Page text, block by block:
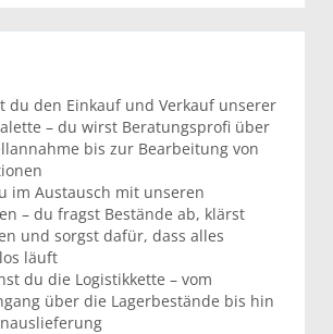
du den Einkauf und Verkauf unserer
– du wirst Beratungsprofi über
bis zur Bearbeitung von
im Austausch mit unseren
– du fragst Bestände ab, klärst
und sorgst dafür, dass alles
läuft
du die Logistikkette – vom
über die Lagerbestände bis hin